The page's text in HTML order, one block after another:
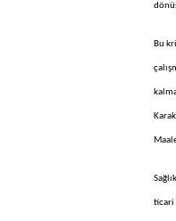
Bu
ticari